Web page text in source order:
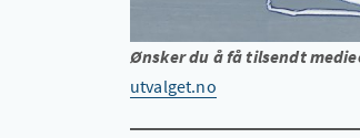
Ønsker du å få tilsendt
utvalget.no